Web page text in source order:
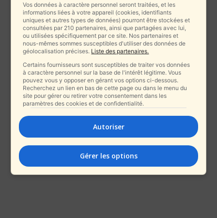
Vos données à caractère personnel seront traitées, et les
informations liées à votre appareil (cookies, identifiants
uniques et autres types de données) pourront être stockées et
consultées par 210 partenaires, ainsi que partagées avec lui,
ou utilisées spécifiquement par ce site. Nos partenaires et
nous-mêmes sommes susceptibles d'utiliser des données de
géolocalisation précises. Liste des partenaires.
Certains fournisseurs sont susceptibles de traiter vos données
à caractère personnel sur la base de l'intérêt légitime. Vous
pouvez vous y opposer en gérant vos options ci-dessous.
Recherchez un lien en bas de cette page ou dans le menu du
site pour gérer ou retirer votre consentement dans les
paramètres des cookies et de confidentialité.
Autoriser
Gérer les options